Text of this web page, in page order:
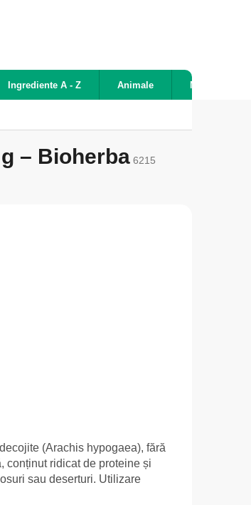
Ingrediente A - Z Animale Noutăți
– Bioherba 6215
(Arachis hypogaea), fără
conținut ridicat de proteine și
sau deserturi. Utilizare